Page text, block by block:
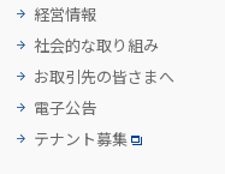
経営情報
社会的な取り組み
お取引先の皆さまへ
電子公告
テナント募集